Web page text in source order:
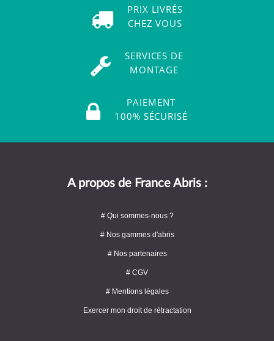
PRIX LIVRÉS
CHEZ VOUS
SERVICES DE
MONTAGE
PAIEMENT
100% SÉCURISÉ
A propos de France Abris :
# Qui sommes-nous ?
# Nos gammes d'abris
# Nos partenaires
# CGV
# Mentions légales
Exercer mon droit de rétractation